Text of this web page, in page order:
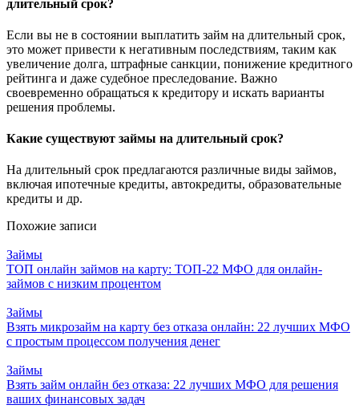
длительный срок?
Если вы не в состоянии выплатить займ на длительный срок,
это может привести к негативным последствиям, таким как
увеличение долга, штрафные санкции, понижение кредитного
рейтинга и даже судебное преследование. Важно
своевременно обращаться к кредитору и искать варианты
решения проблемы.
Какие существуют займы на длительный срок?
На длительный срок предлагаются различные виды займов,
включая ипотечные кредиты, автокредиты, образовательные
кредиты и др.
Похожие записи
Займы
ТОП онлайн займов на карту: ТОП-22 МФО для онлайн-
займов с низким процентом
Займы
Взять микрозайм на карту без отказа онлайн: 22 лучших МФО
с простым процессом получения денег
Займы
Взять займ онлайн без отказа: 22 лучших МФО для решения
ваших финансовых задач